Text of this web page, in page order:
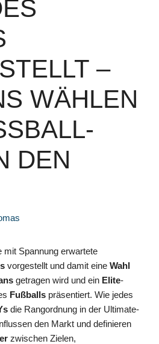
–
WÄHLEN
E
T
mit Spannung erwartete
vorgestellt und damit eine Wahl
getragen wird und ein Elite-
Fußballs präsentiert. Wie jedes
die Rangordnung in der Ultimate-
den Markt und definieren
zwischen Zielen,